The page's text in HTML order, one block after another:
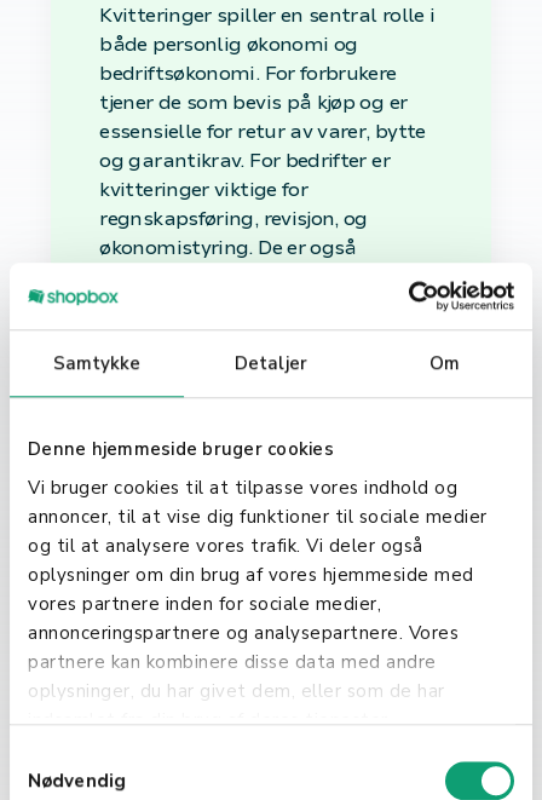
Samtykke Detaljer Om
Denne hjemmeside bruger cookies
Vi bruger cookies til at tilpasse vores indhold og
annoncer, til at vise dig funktioner til sociale medier
og til at analysere vores trafik. Vi deler også
oplysninger om din brug af vores hjemmeside med
vores partnere inden for sociale medier,
annonceringspartnere og analysepartnere. Vores
partnere kan kombinere disse data med andre
oplysninger, du har givet dem, eller som de har
Nødvendig
Kvitteringer spiller en sentral rolle i
både personlig økonomi og
bedriftsøkonomi. For forbrukere
tjener de som bevis på kjøp og er
essensielle for retur av varer, bytte
og garantikrav. For bedrifter er
kvitteringer viktige for
regnskapsføring, revisjon, og
økonomistyring. De er også
skattemessige forpliktelser og
dokumentere salg.
Viktigheten av
digitale verden
Med den økende digitaliseringen av
økonomien har også kvitteringer
fått nye former. Digitale
kvitteringer, sendt via e-post eller
gjennom applikasjoner, blir stadig
mer vanlig. Disse tilbyr en rekke
fordeler, som enklere arkivering og
muligheten til å integrere med